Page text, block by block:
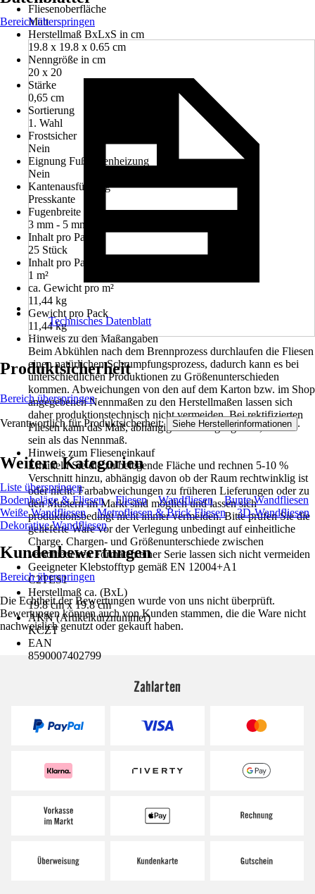
Fliesenoberfläche
Matt
Herstellmaß BxLxS in cm
19.8 x 19.8 x 0.65 cm
Nenngröße in cm
20 x 20
Stärke
0,65 cm
Sortierung
1. Wahl
Frostsicher
Nein
Eignung Fußbodenheizung
Nein
Kantenausführung
Presskante
Fugenbreite
3 mm - 5 mm
Inhalt pro Pack
25 Stück
Inhalt pro Pack für
1 m²
ca. Gewicht pro m²
11,44 kg
Gewicht pro Pack
11,44 kg
Hinweis zu den Maßangaben
Beim Abkühlen nach dem Brennprozess durchlaufen die Fliesen
einen natürlichen Schrumpfungsprozess, dadurch kann es bei
unterschiedlichen Produktionen zu Größenunterschieden
kommen. Abweichungen von den auf dem Karton bzw. im Shop
angegebenen Nennmaßen zu den Herstellmaßen lassen sich
daher produktionstechnisch nicht vermeiden. Bei rektifizierten
Fliesen kann das Maß, abhängig vom Ausgangsmaß, kleiner
sein als das Nennmaß.
Hinweis zum Flieseneinkauf
Ermitteln Sie die zu belegende Fläche und rechnen 5-10 %
Verschnitt hinzu, abhängig davon ob der Raum rechtwinklig ist
oder nicht. Farbabweichungen zu früheren Lieferungen oder zu
den Mustern im Markt sind möglich und lassen sich
produktionsbedingt nicht immer vermeiden. Bitte prüfen Sie die
gelieferte Ware vor der Verlegung unbedingt auf einheitliche
Charge. Chargen- und Größenunterschiede zwischen
verschiedenen Formaten einer Serie lassen sich nicht vermeiden
Geeigneter Klebstofftyp gemäß EN 12004+A1
C2TES1
Herstellmaß ca. (BxL)
19.8 cm x 19.8 cm
AKN (Artikelkurznummer)
KCZT
EAN
8590007402799
Bereich überspringen
Technisches Datenblatt
Produktsicherheit
Bereich überspringen
Verantwortlich für Produktsicherheit: Siehe Herstellerinformationen .
Weitere Kategorien
Liste überspringen
Bodenbeläge & Fliesen
Fliesen Wandfliesen
Bunte Wandfliesen
Weiße Wandfliesen
Metrofliesen & Brick Fliesen
3D-Wandfliesen
Dekorative Wandfliesen
Kundenbewertungen
Bereich überspringen
Die Echtheit der Bewertungen wurde von uns nicht überprüft.
Bewertungen können auch von Kunden stammen, die die Ware nicht
nachweislich genutzt oder gekauft haben.
Zahlarten